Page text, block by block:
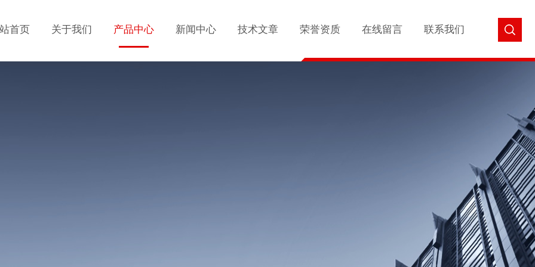
首页 关于我们 产品中心 新闻中心 技术文章 荣誉资质 在线留言 联系我们